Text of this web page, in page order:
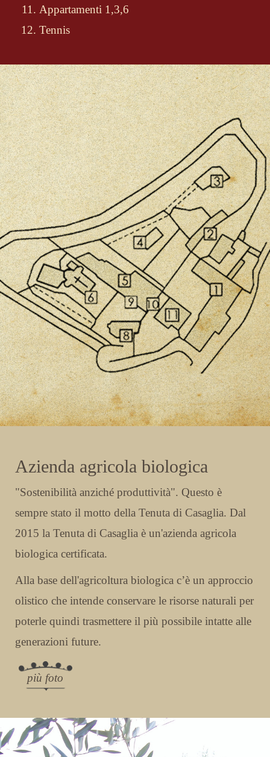
Appartamenti 1,3,6
Tennis
Azienda agricola biologica
"Sostenibilità anziché produttività". Questo è
sempre stato il motto della Tenuta di Casaglia. Dal
2015 la Tenuta di Casaglia è un'azienda agricola
biologica certificata.
Alla base dell'agricoltura biologica c’è un approccio
olistico che intende conservare le risorse naturali per
poterle quindi trasmettere il più possibile intatte alle
generazioni future.
più foto